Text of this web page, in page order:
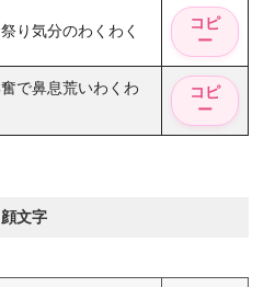
り気分のわくわく
で鼻息荒いわくわ
文字